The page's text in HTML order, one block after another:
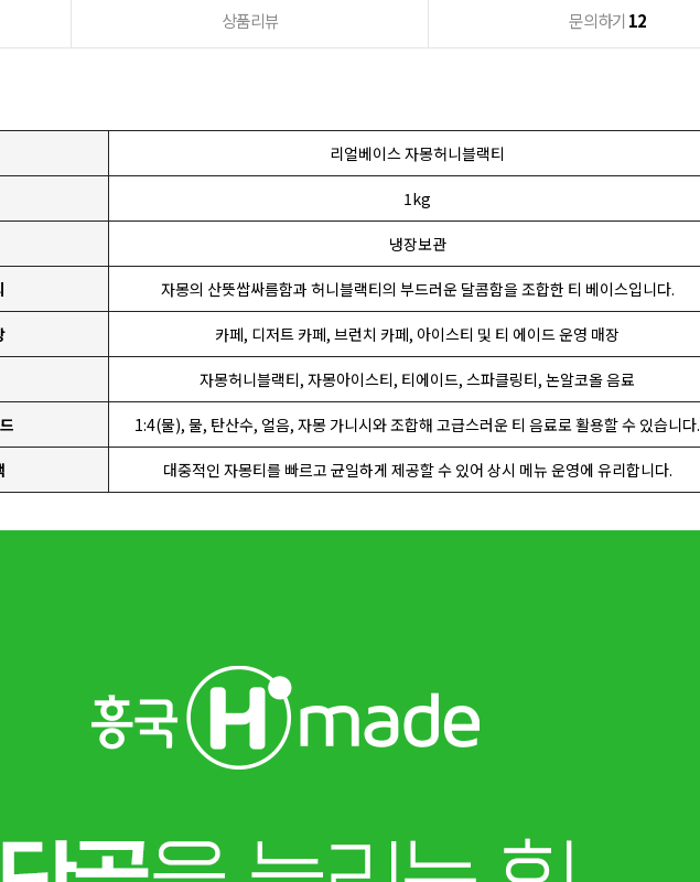
상품리뷰 문의하기 12
리얼베이스 자몽허니블랙티
1kg
냉장보관
자몽의 산뜻쌉싸름함과 허니블랙티의 부드러운 달콤함을 조합한 티 베이스입니다.
카페, 디저트 카페, 브런치 카페, 아이스티 및 티 에이드 운영 매장
자몽허니블랙티, 자몽아이스티, 티에이드, 스파클링티, 논알코올 음료
1:4(물), 물, 탄산수, 얼음, 자몽 가니시와 조합해 고급스러운 티 음료로 활용할 수 있습니다.
대중적인 자몽티를 빠르고 균일하게 제공할 수 있어 상시 메뉴 운영에 유리합니다.